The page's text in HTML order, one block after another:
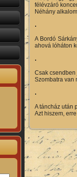
félévzáró
Néhány
A Bordó
ahová lóháton
Csak csendben
Szombatra van
A táncház után
Azt hiszem,